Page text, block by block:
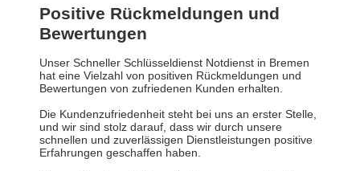
Positive Rückmeldungen und
Bewertungen
Unser Schneller Schlüsseldienst Notdienst in Bremen
hat eine Vielzahl von positiven Rückmeldungen und
Bewertungen von zufriedenen Kunden erhalten.
Die Kundenzufriedenheit steht bei uns an erster Stelle,
und wir sind stolz darauf, dass wir durch unsere
schnellen und zuverlässigen Dienstleistungen positive
Erfahrungen geschaffen haben.